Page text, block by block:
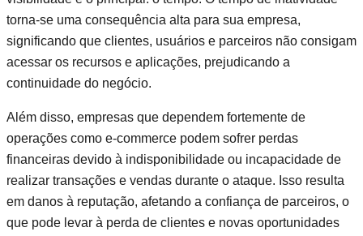
torna-se uma consequência alta para sua empresa,
significando que clientes, usuários e parceiros não consigam
acessar os recursos e aplicações, prejudicando a
continuidade do negócio.
Além disso, empresas que dependem fortemente de
operações como e-commerce podem sofrer perdas
financeiras devido à indisponibilidade ou incapacidade de
realizar transações e vendas durante o ataque. Isso resulta
em danos à reputação, afetando a confiança de parceiros, o
que pode levar à perda de clientes e novas oportunidades